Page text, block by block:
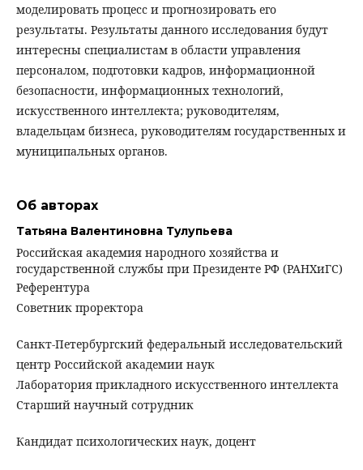
моделировать процесс и прогнозировать его
результаты. Результаты данного исследования будут
интересны специалистам в области управления
персоналом, подготовки кадров, информационной
безопасности, информационных технологий,
искусственного интеллекта; руководителям,
владельцам бизнеса, руководителям государственных и
муниципальных органов.
Об авторах
Татьяна Валентиновна Тулупьева
Российская академия народного хозяйства и
государственной службы при Президенте РФ (РАНХиГС)
Референтура
Советник проректора
Санкт-Петербургский федеральный исследовательский
центр Российской академии наук
Лаборатория прикладного искусственного интеллекта
Старший научный сотрудник
Кандидат психологических наук, доцент